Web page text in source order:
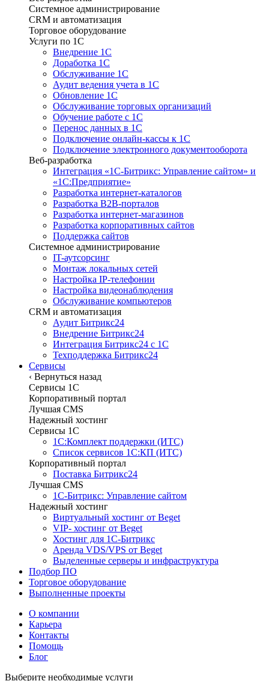
Системное администрирование
CRM и автоматизация
Торговое оборудование
Услуги по 1С
Внедрение 1С
Доработка 1С
Обслуживание 1С
Аудит ведения учета в 1С
Обновление 1С
Обслуживание торговых организаций
Обучение работе с 1С
Перенос данных в 1С
Подключение онлайн-кассы к 1С
Подключение электронного документооборота
Веб-разработка
Интеграция «1С-Битрикс: Управление сайтом» и
«1С:Предприятие»
Разработка интернет-каталогов
Разработка B2B-порталов
Разработка интернет-магазинов
Разработка корпоративных сайтов
Поддержка сайтов
Системное администрирование
IT-аутсорсинг
Монтаж локальных сетей
Настройка IP-телефонии
Настройка видеонаблюдения
Обслуживание компьютеров
CRM и автоматизация
Аудит Битрикс24
Внедрение Битрикс24
Интеграция Битрикс24 с 1С
Техподдержка Битрикс24
Сервисы
‹ Вернуться назад
Сервисы 1C
Корпоративный портал
Лучшая CMS
Надежный хостинг
Сервисы 1C
1С:Комплект поддержки (ИТС)
Список сервисов 1С:КП (ИТС)
Корпоративный портал
Поставка Битрикс24
Лучшая CMS
1С-Битрикс: Управление сайтом
Надежный хостинг
Виртуальный хостинг от Beget
VIP- хостинг от Beget
Хостинг для 1С-Битрикс
Аренда VDS/VPS от Beget
Выделенные серверы и инфраструктура
Подбор ПО
Торговое оборудование
Выполненные проекты
О компании
Карьера
Контакты
Помощь
Блог
Выберите необходимые услуги